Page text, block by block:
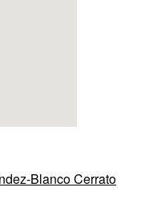
Blanco Cerrato